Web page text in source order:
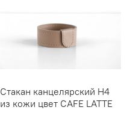
Стакан канцелярский Н4
из кожи цвет CAFE LATTE